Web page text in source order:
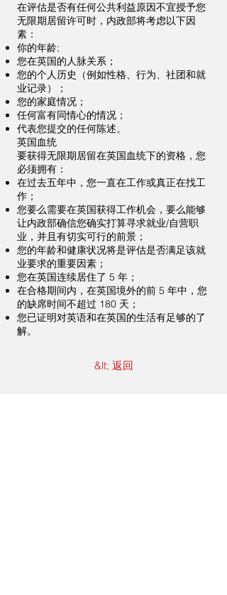
在评估是否有任何公共利益原因不宜授予您
无限期居留许可时，内政部将考虑以下因
素：
你的年龄;
您在英国的人脉关系；
您的个人历史（例如性格、行为、社团和就
业记录）；
您的家庭情况；
任何富有同情心的情况；
代表您提交的任何陈述。
英国血统
要获得无限期居留在英国血统下的资格，您
必须拥有：
在过去五年中，您一直在工作或真正在找工
作；
您要么需要在英国获得工作机会，要么能够
让内政部确信您确实打算寻求就业/自营职
业，并且有切实可行的前景；
您的年龄和健康状况将是评估是否满足该就
业要求的重要因素；
您在英国连续居住了 5 年；
在合格期间内，在英国境外的前 5 年中，您
的缺席时间不超过 180 天；
您已证明对英语和在英国的生活有足够的了
解。
&lt; 返回